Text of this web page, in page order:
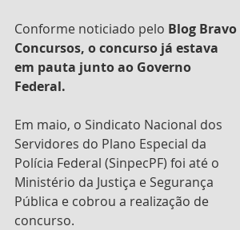
Conforme noticiado pelo Blog Bravo
Concursos, o concurso já estava
em pauta junto ao Governo
Federal.
Em maio, o Sindicato Nacional dos
Servidores do Plano Especial da
Polícia Federal (SinpecPF) foi até o
Ministério da Justiça e Segurança
Pública e cobrou a realização de
concurso.